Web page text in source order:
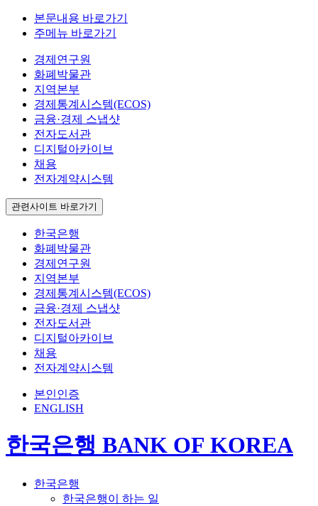
본문내용 바로가기
주메뉴 바로가기
경제연구원
화폐박물관
지역본부
경제통계시스템(ECOS)
금융·경제 스냅샷
전자도서관
디지털아카이브
채용
전자계약시스템
관련사이트 바로가기
한국은행
화폐박물관
경제연구원
지역본부
경제통계시스템(ECOS)
금융·경제 스냅샷
전자도서관
디지털아카이브
채용
전자계약시스템
본인인증
ENGLISH
한국은행 BANK OF KOREA
한국은행
한국은행이 하는 일